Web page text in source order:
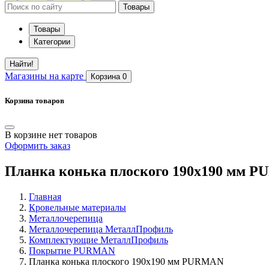
Товары
Товары
Категории
Найти!
Магазины на карте Корзина 0
Корзина товаров
В корзине нет товаров
Оформить заказ
Планка конька плоского 190х190 мм
Главная
Кровельные материалы
Металлочерепица
Металлочерепица МеталлПрофиль
Комплектующие МеталлПрофиль
Покрытие PURMAN
Планка конька плоского 190х190 мм PURMAN